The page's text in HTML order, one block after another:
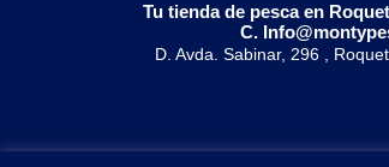
Tu tienda de pesca en
C.
D. Avda. Sabinar, 296 ,